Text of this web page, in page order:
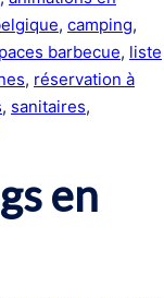
, camping
barbecue, liste
, réservation à
, sanitaires
en